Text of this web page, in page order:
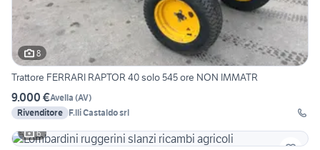
8
Trattore FERRARI RAPTOR 40 solo 545 ore NON IMMATR
9.000 €Avella (AV)
Rivenditore F.lli Castaldo srl
6